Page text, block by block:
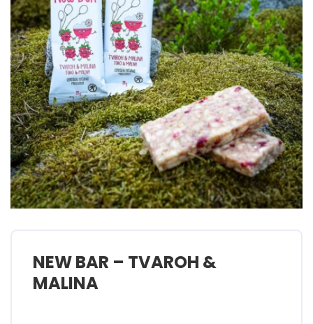
NEW BAR – TVAROH &
MALINA